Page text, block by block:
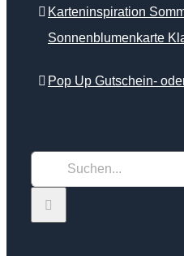
Karteninspiration
Sonnenblumenkarte
Pop Up Gutschein-
nach: